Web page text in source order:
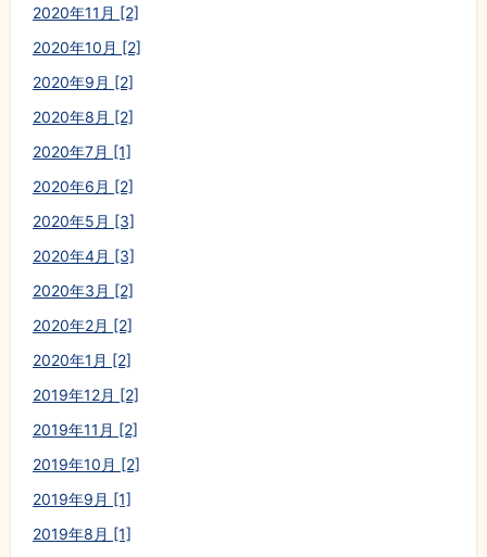
2020年11月 [2]
2020年10月 [2]
2020年9月 [2]
2020年8月 [2]
2020年7月 [1]
2020年6月 [2]
2020年5月 [3]
2020年4月 [3]
2020年3月 [2]
2020年2月 [2]
2020年1月 [2]
2019年12月 [2]
2019年11月 [2]
2019年10月 [2]
2019年9月 [1]
2019年8月 [1]